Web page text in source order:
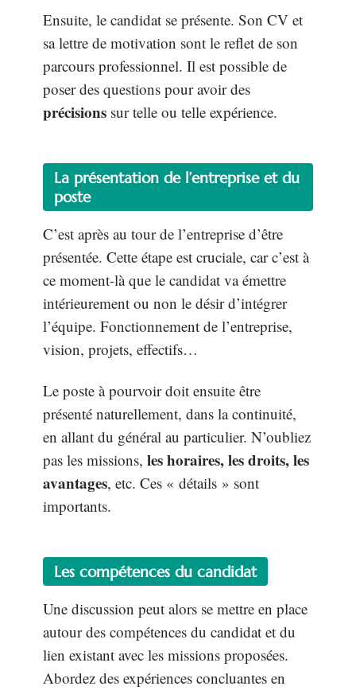
Ensuite, le candidat se présente. Son CV et
sa lettre de motivation sont le reflet de son
parcours professionnel. Il est possible de
poser des questions pour avoir des
précisions sur telle ou telle expérience.
La présentation de l’entreprise et du
poste
C’est après au tour de l’entreprise d’être
présentée. Cette étape est cruciale, car c’est à
ce moment-là que le candidat va émettre
intérieurement ou non le désir d’intégrer
l’équipe. Fonctionnement de l’entreprise,
vision, projets, effectifs…
Le poste à pourvoir doit ensuite être
présenté naturellement, dans la continuité,
en allant du général au particulier. N’oubliez
pas les missions, les horaires, les droits, les
avantages, etc. Ces « détails » sont
importants.
Les compétences du candidat
Une discussion peut alors se mettre en place
autour des compétences du candidat et du
lien existant avec les missions proposées.
Abordez des expériences concluantes en